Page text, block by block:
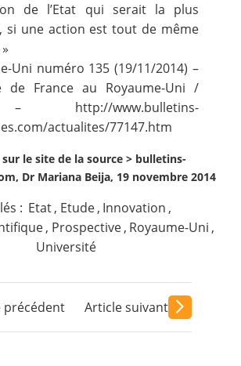
de l’Etat qui serait la plus
si une action est tout de même
Uni numéro 135 (19/11/2014) –
de France au Royaume-Uni /
http://www.bulletins-
actualites/77147.htm
le site de la source > bulletins-
Dr Mariana Beija, 19 novembre 2014
: Etat, Etude , Innovation ,
, Prospective , Royaume-Uni ,
Université
précédent Article suivant